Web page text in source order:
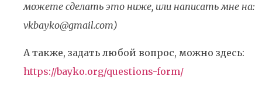
можете сделать это ниже, или написать мне на:
vkbayko@gmail.com)
А также, задать любой вопрос, можно здесь:
https://bayko.org/questions-form/